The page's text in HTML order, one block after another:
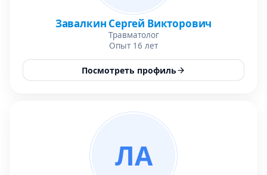
Завалкин Сергей Викторович
Травматолог
Опыт 16 лет
Посмотреть профиль
ЛА